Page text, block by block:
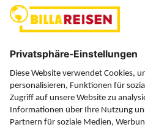
(ausgenommen Feiertage)
Über uns
Service
Information
Folgen Sie uns auf